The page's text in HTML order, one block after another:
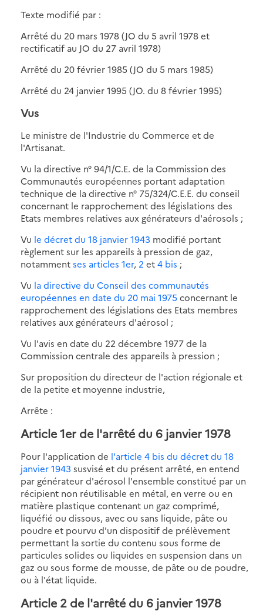
Texte modifié par :
Arrêté du 20 mars 1978 (JO du 5 avril 1978 et
rectificatif au JO du 27 avril 1978)
Arrêté du 20 février 1985 (JO du 5 mars 1985)
Arrêté du 24 janvier 1995 (JO. du 8 février 1995)
Vus
Le ministre de l'Industrie du Commerce et de
l'Artisanat.
Vu la directive n° 94/1/C.E. de la Commission des
Communautés européennes portant adaptation
technique de la directive n° 75/324/C.E.E. du conseil
concernant le rapprochement des législations des
Etats membres relatives aux générateurs d'aérosols ;
Vu le décret du 18 janvier 1943 modifié portant
règlement sur les appareils à pression de gaz,
notammentses articles 1er, 2 et4 bis ;
Vu la directive du Conseil des communautés
européennes en date du 20 mai 1975 concernant le
rapprochement des législations des Etats membres
relatives aux générateurs d'aérosol ;
Vu l'avis en date du 22 décembre 1977 de la
Commission centrale des appareils à pression ;
Sur proposition du directeur de l'action régionale et
de la petite et moyenne industrie,
Arrête :
Article 1er de l'arrêté du 6 janvier 1978
Pour l'application de l'article 4 bis du décret du 18
janvier 1943 susvisé et du présent arrêté, en entend
par générateur d'aérosol l'ensemble constitué par un
récipient non réutilisable en métal, en verre ou en
matière plastique contenant un gaz comprimé,
liquéfié ou dissous, avec ou sans liquide, pâte ou
poudre et pourvu d'un dispositif de prélèvement
permettant la sortie du contenu sous forme de
particules solides ou liquides en suspension dans un
gaz ou sous forme de mousse, de pâte ou de poudre,
ou à l'état liquide.
Article 2 de l'arrêté du 6 janvier 1978